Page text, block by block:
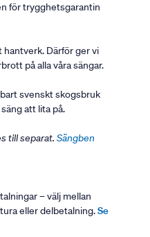
för trygghetsgarantin
hantverk. Därför ger vi
på alla våra sängar.
svenskt skogsbruk
att lita på.
till separat. Sängben
– välj mellan
eller delbetalning.Se